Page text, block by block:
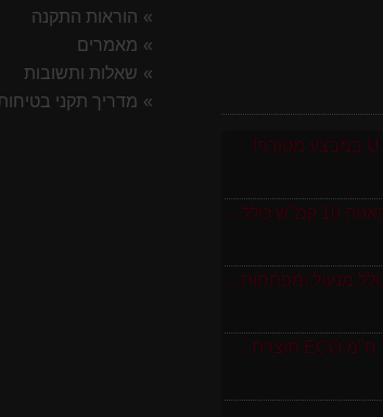
חבילת 1 מטר פסי האטה 10 קמ''ש כולל סופיות מפלסטיק
מחסום חניה פרטי כולל מנעול ומפתחות גובה 70 ס"מ
עמוד סימון גמיש 75 ס''מ ECO תוצרת אירופה
הוראות התקנה
מאמרים
שאלות ותשובות
מדריך תקני בטיחות